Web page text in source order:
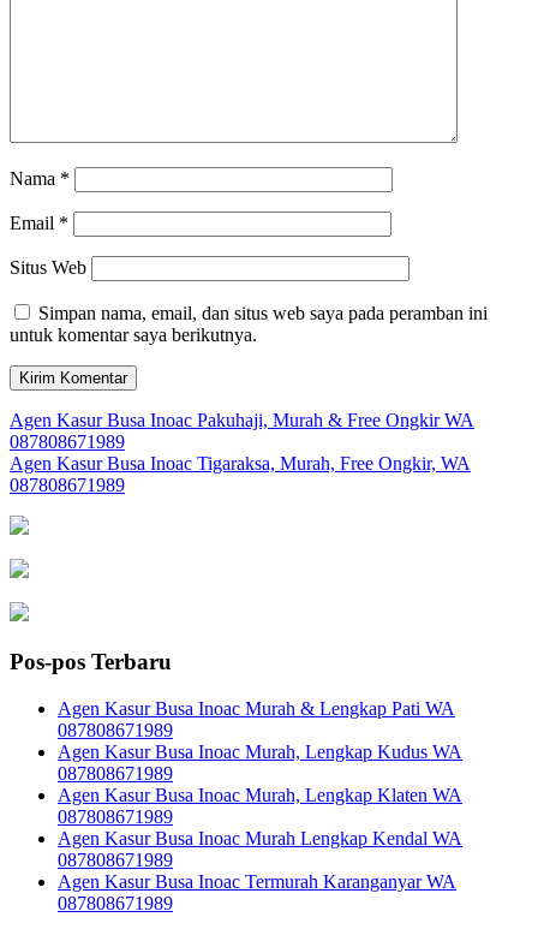
Nama *
Email *
Situs Web
Simpan nama, email, dan situs web saya pada peramban ini
untuk komentar saya berikutnya.
Navigasi
pos
Agen Kasur Busa Inoac Pakuhaji, Murah & Free Ongkir WA
087808671989
Agen Kasur Busa Inoac Tigaraksa, Murah, Free Ongkir, WA
087808671989
Pos-pos Terbaru
Agen Kasur Busa Inoac Murah & Lengkap Pati WA
087808671989
Agen Kasur Busa Inoac Murah, Lengkap Kudus WA
087808671989
Agen Kasur Busa Inoac Murah, Lengkap Klaten WA
087808671989
Agen Kasur Busa Inoac Murah Lengkap Kendal WA
087808671989
Agen Kasur Busa Inoac Termurah Karanganyar WA
087808671989